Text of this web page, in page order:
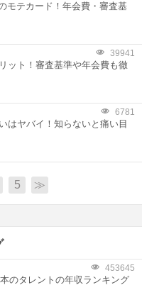
モテカード！年会費・審査基
39941
ット！審査基準や年会費も徹
6781
はヤバイ！知らないと痛い目
5 ≫
453645
のタレントの年収ランキング